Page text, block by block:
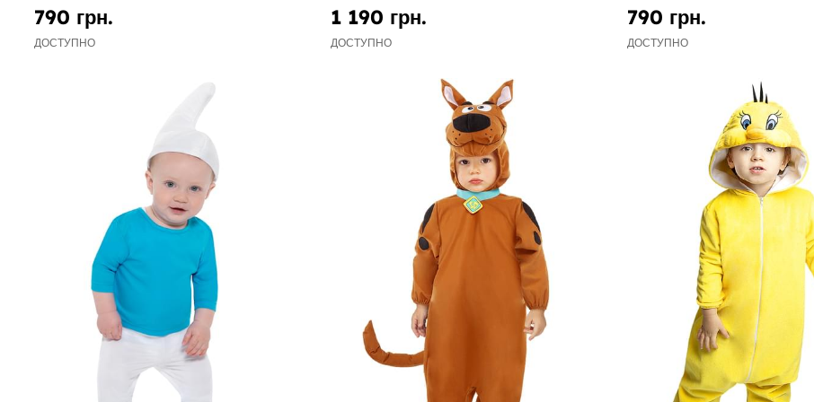
790 грн.
ДОСТУПНО
1 190 грн.
ДОСТУПНО
790 грн.
ДОСТУПНО